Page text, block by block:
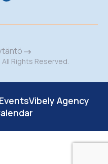
Rights Reserved.
Vibely Agency